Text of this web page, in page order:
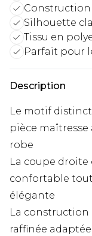
Silhouette
Tissu en
Parfait pour
Description
Le motif
pièce
robe
La coupe
confortable
élégante
La
raffinée